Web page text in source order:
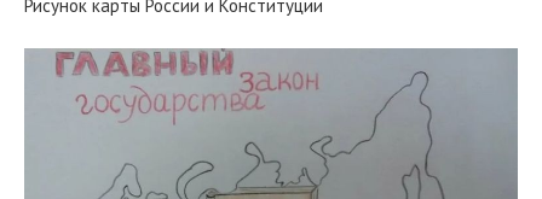
Рисунок карты России и Конституции